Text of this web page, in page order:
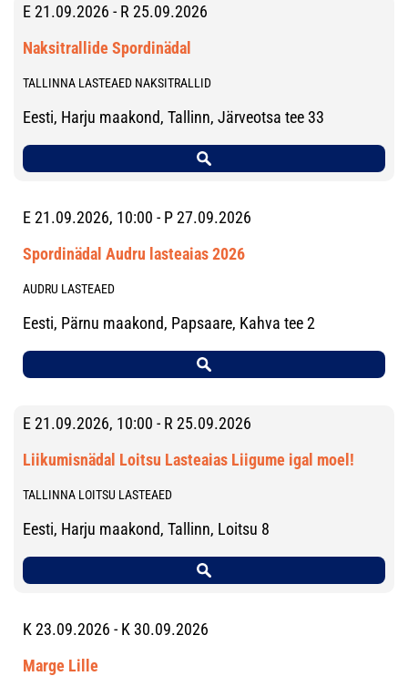
E 21.09.2026 - R 25.09.2026
Naksitrallide Spordinädal
TALLINNA LASTEAED NAKSITRALLID
Eesti, Harju maakond, Tallinn, Järveotsa tee 33
E 21.09.2026, 10:00 - P 27.09.2026
Spordinädal Audru lasteaias 2026
AUDRU LASTEAED
Eesti, Pärnu maakond, Papsaare, Kahva tee 2
E 21.09.2026, 10:00 - R 25.09.2026
Liikumisnädal Loitsu Lasteaias Liigume igal moel!
TALLINNA LOITSU LASTEAED
Eesti, Harju maakond, Tallinn, Loitsu 8
K 23.09.2026 - K 30.09.2026
Marge Lille